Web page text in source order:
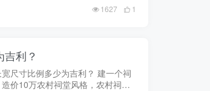
1627 1
利？
尺寸比例多少为吉利？ 建一个祠
价10万农村祠堂风格，农村祠堂